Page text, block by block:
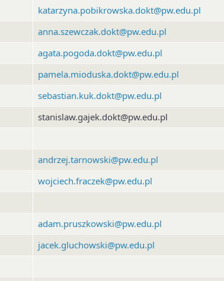
katarzyna.pobikrowska.dokt@pw.edu.pl
anna.szewczak.dokt@pw.edu.pl
agata.pogoda.dokt@pw.edu.pl
pamela.mioduska.dokt@pw.edu.pl
sebastian.kuk.dokt@pw.edu.pl
stanislaw.gajek.dokt@pw.edu.pl
andrzej.tarnowski@pw.edu.pl
wojciech.fraczek@pw.edu.pl
adam.pruszkowski@pw.edu.pl
jacek.gluchowski@pw.edu.pl